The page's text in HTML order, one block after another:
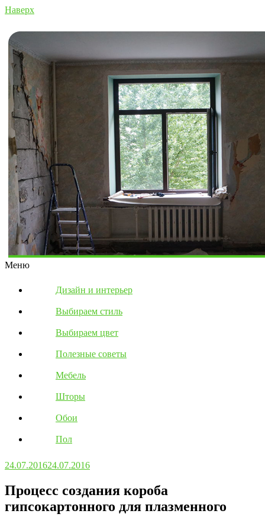
Наверх
Меню
Дизайн и интерьер
Выбираем стиль
Выбираем цвет
Полезные советы
Мебель
Шторы
Обои
Пол
24.07.201624.07.2016
Процесс создания короба
гипсокартонного для плазменного